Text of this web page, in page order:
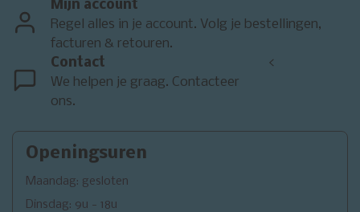
Mijn account
Regel alles in je account. Volg je bestellingen,
facturen & retouren.
Contact
We helpen je graag. Contacteer
ons.
<
Openingsuren
Maandag: gesloten
Dinsdag: 9u - 18u